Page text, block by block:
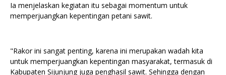
Ia menjelaskan kegiatan itu sebagai momentum untuk
memperjuangkan kepentingan petani sawit.
"Rakor ini sangat penting, karena ini merupakan wadah kita
untuk memperjuangkan kepentingan masyarakat, termasuk di
Kabupaten Sijunjung juga penghasil sawit. Sehingga dengan